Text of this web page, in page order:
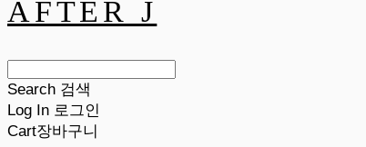
AFTER J
Search 검색
Log In 로그인
Cart장바구니